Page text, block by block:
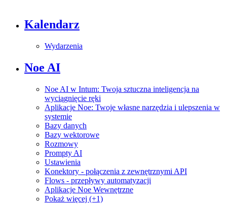
Kalendarz
Wydarzenia
Noe AI
Noe AI w Intum: Twoja sztuczna inteligencja na
wyciągnięcie ręki
Aplikacje Noe: Twoje własne narzędzia i ulepszenia w
systemie
Bazy danych
Bazy wektorowe
Rozmowy
Prompty AI
Ustawienia
Konektory - połączenia z zewnętrznymi API
Flows - przepływy automatyzacji
Aplikacje Noe Wewnętrzne
Pokaż więcej (+1)